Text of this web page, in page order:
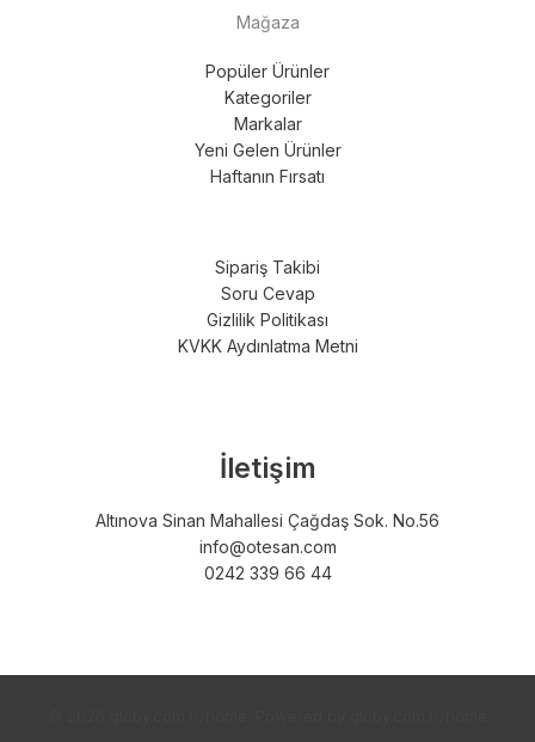
Mağaza
Popüler Ürünler
Kategoriler
Markalar
Yeni Gelen Ürünler
Haftanın Fırsatı
Sipariş Takibi
Soru Cevap
Gizlilik Politikası
KVKK Aydınlatma Metni
İletişim
Altınova Sinan Mahallesi Çağdaş Sok. No.56
info@otesan.com
0242 339 66 44